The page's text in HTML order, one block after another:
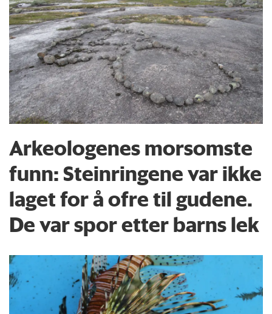
Arkeologenes morsomste
funn: Steinringene var ikke
laget for å ofre til gudene.
De var spor etter barns lek